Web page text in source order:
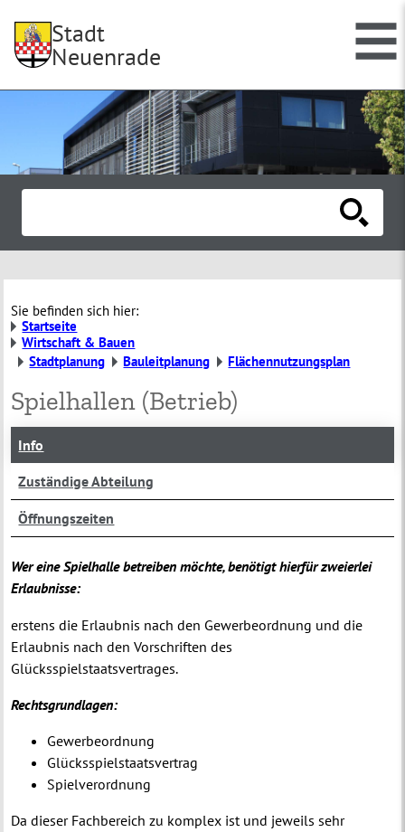
Stadt
Neuenrade
Sie befinden sich hier:
Startseite
Wirtschaft & Bauen
Stadtplanung
Bauleitplanung Flächennutzungsplan
Spielhallen (Betrieb)
Info
Zuständige Abteilung
Öffnungszeiten
Wer eine Spielhalle betreiben möchte, benötigt hierfür zweierlei
Erlaubnisse:
erstens die Erlaubnis nach den Gewerbeordnung und die
Erlaubnis nach den Vorschriften des
Glücksspielstaatsvertrages.
Rechtsgrundlagen:
Gewerbeordnung
Glücksspielstaatsvertrag
Da dieser Fachbereich zu komplex ist und jeweils sehr